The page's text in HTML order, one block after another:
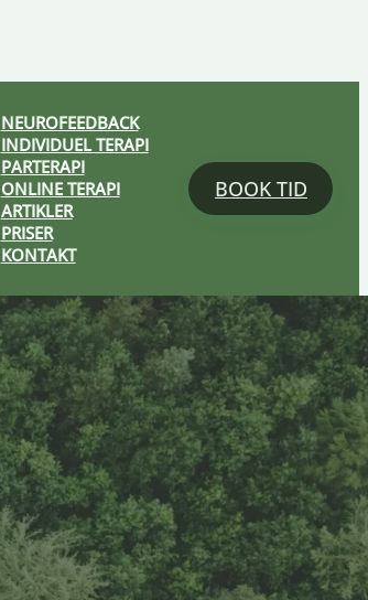
NEUROFEEDBACK
INDIVIDUEL TERAPI
PARTERAPI
ONLINE TERAPI
ARTIKLER
PRISER
KONTAKT
BOOK TID